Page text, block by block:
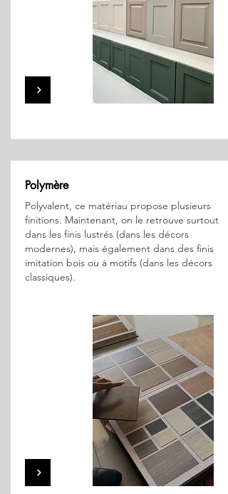
Polymère
Polyvalent, ce matériau propose plusieurs
finitions. Maintenant, on le retrouve surtout
dans les finis lustrés (dans les décors
modernes), mais également dans des finis
imitation bois ou à motifs (dans les décors
classiques).